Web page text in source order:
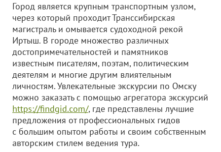
Город является крупным транспортным узлом,
через который проходит Транссибирская
магистраль и омывается судоходной рекой
Иртыш. В городе множество различных
достопримечательностей и памятников
известным писателям, поэтам, политическим
деятелям и многие другим влиятельным
личностям. Увлекательные экскурсии по Омску
можно заказать с помощью агрегатора экскурсий
https://findgid.com/, где представлены лучшие
предложения от профессиональных гидов
с большим опытом работы и своим собственным
авторским стилем ведения тура.